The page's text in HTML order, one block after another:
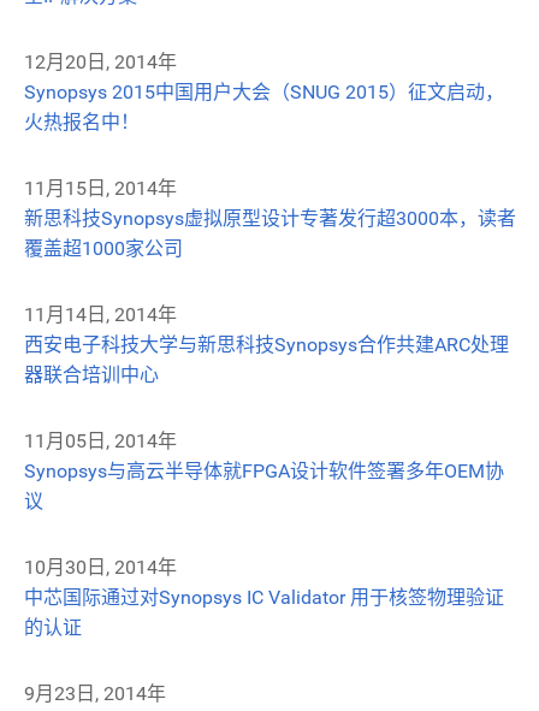
12月20日, 2014年
Synopsys 2015中国用户大会（SNUG 2015）征文启动，
火热报名中！
11月15日, 2014年
新思科技Synopsys虚拟原型设计专著发行超3000本，读者
覆盖超1000家公司
11月14日, 2014年
西安电子科技大学与新思科技Synopsys合作共建ARC处理
器联合培训中心
11月05日, 2014年
Synopsys与高云半导体就FPGA设计软件签署多年OEM协
议
10月30日, 2014年
中芯国际通过对Synopsys IC Validator 用于核签物理验证
的认证
9月23日, 2014年